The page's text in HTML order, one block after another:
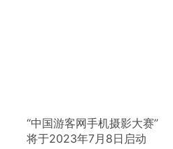
“中国游客网手机摄影大赛”
将于2023年7月8日启动